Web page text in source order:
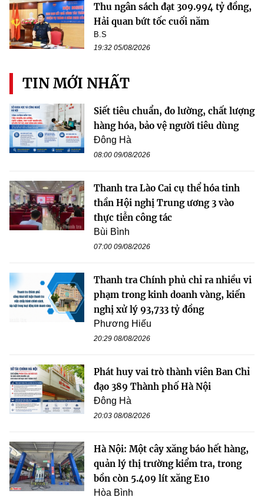
Thu ngân sách đạt 309.994 tỷ đồng,
Hải quan bứt tốc cuối năm
B.S
19:32 05/08/2026
TIN MỚI NHẤT
Siết tiêu chuẩn, đo lường, chất lượng
hàng hóa, bảo vệ người tiêu dùng
Đông Hà
08:00 09/08/2026
Thanh tra Lào Cai cụ thể hóa tinh
thần Hội nghị Trung ương 3 vào
thực tiễn công tác
Bùi Bình
07:00 09/08/2026
Thanh tra Chính phủ chỉ ra nhiều vi
phạm trong kinh doanh vàng, kiến
nghị xử lý 93,733 tỷ đồng
Phương Hiếu
20:29 08/08/2026
Phát huy vai trò thành viên Ban Chỉ
đạo 389 Thành phố Hà Nội
Đông Hà
20:03 08/08/2026
Hà Nội: Một cây xăng báo hết hàng,
quản lý thị trường kiểm tra, trong
bồn còn 5.409 lít xăng E10
Hòa Bình